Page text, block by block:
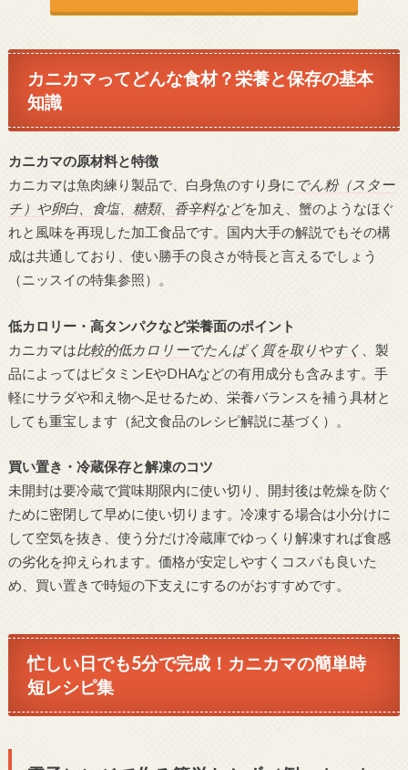
カニカマってどんな食材？栄養と保存の基本
知識
カニカマの原材料と特徴
カニカマは魚肉練り製品で、白身魚のすり身に でん粉（スター
チ）や卵白、食塩、糖類、香辛料などを加え、蟹のようなほぐ
れと風味を再現した加工食品です。国内大手の解説でもその構
成は共通しており、使い勝手の良さが特長と言えるでしょう
（ニッスイの特集参照）。
低カロリー・高タンパクなど栄養面のポイント
カニカマは比較的低カロリーでたんぱく質を取りやすく
、製
品によってはビタミンEやDHAなどの有用成分も含みます。手
軽にサラダや和え物へ足せるため、栄養バランスを補う具材と
しても重宝します（紀文食品のレシピ解説に基づく）。
買い置き・冷蔵保存と解凍のコツ
未開封は要冷蔵で賞味期限内に使い切り、開封後は乾燥を防ぐ
ために密閉して早めに使い切ります。冷凍する場合は小分けに
して空気を抜き、使う分だけ冷蔵庫でゆっくり解凍すれば食感
の劣化を抑えられます。価格が安定しやすくコスパも良いた
め、買い置きで時短の下支えにするのがおすすめです。
忙しい日でも5分で完成！カニカマの簡単時
短レシピ集